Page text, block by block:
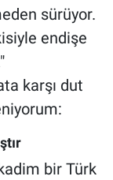
sürüyor.
endişe
karşı dut
bir Türk